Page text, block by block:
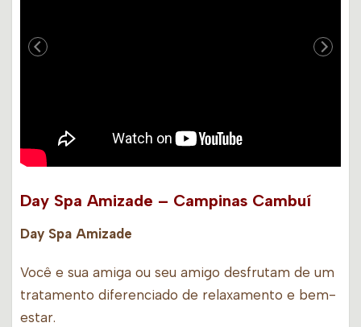
Day Spa Amizade – Campinas Cambuí
Day Spa Amizade
Você e sua amiga ou seu amigo desfrutam de um
tratamento diferenciado de relaxamento e bem-
estar.